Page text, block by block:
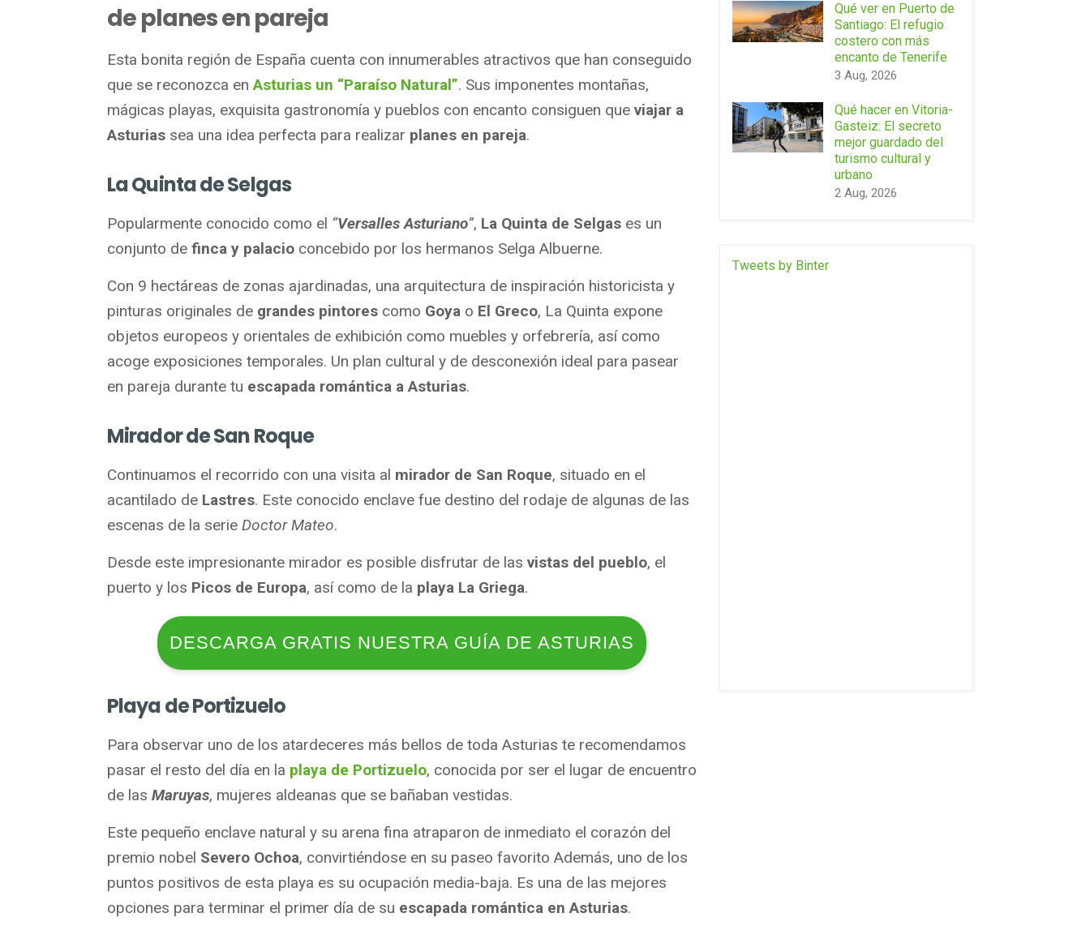
de planes en pareja
Esta bonita región de España cuenta con innumerables atractivos que han conseguido
que se reconozca enAsturias un “Paraíso Natural”. Sus imponentes montañas,
mágicas playas, exquisita gastronomía y pueblos con encanto consiguen que viajar a
Asturias sea una idea perfecta para realizar planes en pareja.
La Quinta de Selgas
Popularmente conocido como el “Versalles Asturiano”, La Quinta de Selgas es un
conjunto de finca y palacio concebido por los hermanos Selga Albuerne.
Con 9 hectáreas de zonas ajardinadas, una arquitectura de inspiración historicista y
pinturas originales de grandes pintores como Goya o El Greco, La Quinta expone
objetos europeos y orientales de exhibición como muebles y orfebrería, así como
acoge exposiciones temporales. Un plan cultural y de desconexión ideal para pasear
en pareja durante tu escapada romántica a Asturias.
Mirador de San Roque
Continuamos el recorrido con una visita al mirador de San Roque, situado en el
acantilado de Lastres. Este conocido enclave fue destino del rodaje de algunas de las
escenas de la serie Doctor Mateo.
Desde este impresionante mirador es posible disfrutar de las vistas del pueblo, el
puerto y los Picos de Europa, así como de la playa La Griega.
DESCARGA GRATIS NUESTRA GUÍA DE ASTURIAS
Playa de Portizuelo
Para observar uno de los atardeceres más bellos de toda Asturias te recomendamos
pasar el resto del día en la playa de Portizuelo, conocida por ser el lugar de encuentro
de las Maruyas, mujeres aldeanas que se bañaban vestidas.
Este pequeño enclave natural y su arena fina atraparon de inmediato el corazón del
premio nobel Severo Ochoa, convirtiéndose en su paseo favorito Además, uno de los
puntos positivos de esta playa es su ocupación media-baja. Es una de las mejores
opciones para terminar el primer día de su escapada romántica en Asturias.
Qué ver en Puerto de
Santiago: El refugio
costero con más
encanto de Tenerife
3 Aug, 2026
Qué hacer en Vitoria-
Gasteiz: El secreto
mejor guardado del
turismo cultural y
urbano
2 Aug, 2026
Tweets by Binter